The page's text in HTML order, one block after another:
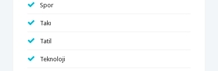
Spor
Takı
Tatil
Teknoloji